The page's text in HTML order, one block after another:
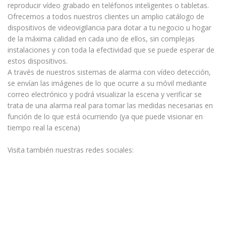
reproducir vídeo grabado en teléfonos inteligentes o tabletas.
Ofrecemos a todos nuestros clientes un amplio catálogo de
dispositivos de videovigilancia para dotar a tu negocio u hogar
de la máxima calidad en cada uno de ellos, sin complejas
instalaciones y con toda la efectividad que se puede esperar de
estos dispositivos.
A través de nuestros sistemas de alarma con vídeo detección,
se envían las imágenes de lo que ocurre a su móvil mediante
correo electrónico y podrá visualizar la escena y verificar se
trata de una alarma real para tomar las medidas necesarias en
función de lo que está ocurriendo (ya que puede visionar en
tiempo real la escena)
Visita también nuestras redes sociales: